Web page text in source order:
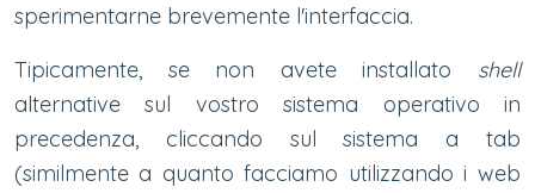
sperimentarne brevemente l'interfaccia.
Tipicamente, se non avete installato shell
alternative sul vostro sistema operativo in
precedenza, cliccando sul sistema a tab
(similmente a quanto facciamo utilizzando i web